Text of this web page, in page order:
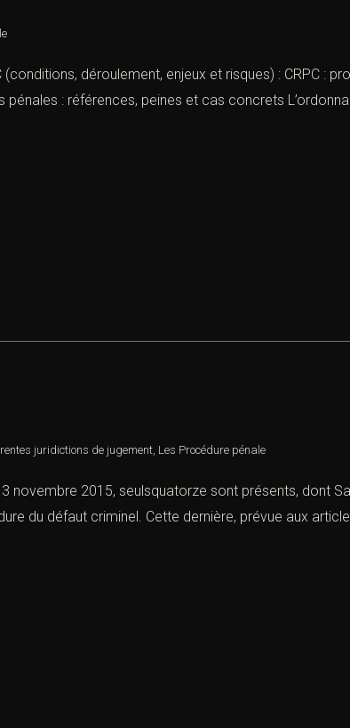
déroulement, enjeux et risques) : CRPC :
: références, peines et cas concrets
juridictions de jugement, Les Procédure pénale
2015, seulsquatorze sont présents, dont
du défaut criminel. Cette dernière, prévue aux